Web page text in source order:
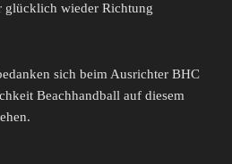
glücklich wieder Richtung
sich beim Ausrichter BHC
Beachhandball auf diesem